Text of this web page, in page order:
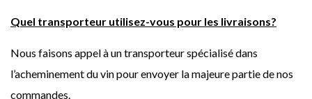
Quel transporteur utilisez-vous pour les livraisons?
Nous faisons appel à un transporteur spécialisé dans
l’acheminement du vin pour envoyer la majeure partie de nos
commandes.